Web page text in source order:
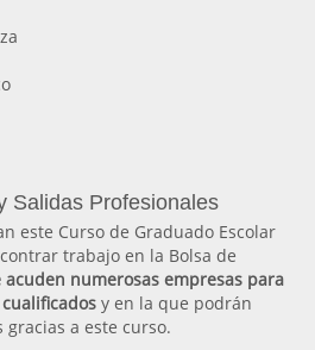
Salidas Profesionales
este Curso de Graduado Escolar
trabajo en la Bolsa de
acuden numerosas empresas para
y en la que podrán
gracias a este curso.